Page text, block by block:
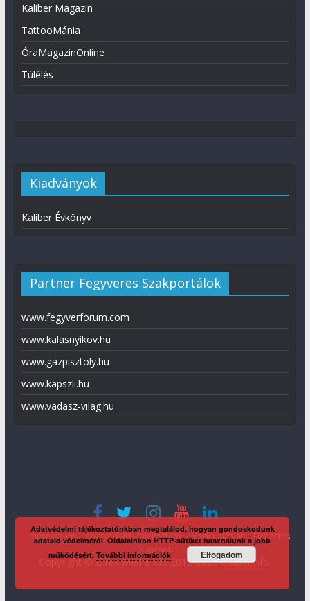
Kaliber Magazin
TattooMánia
ÓraMagazinOnline
Túlélés
Kiadványok
Kaliber Évkönyv
Partner Fegyveres Szakportálok
www.fegyverforum.com
www.kalasnyikov.hu
www.gazpisztoly.hu
www.kapszli.hu
www.vadasz-vilag.hu
Impresszum Adatvédelmi tájékoztató Média ajánlat
Előfizetés
Copyright © Direx Média Kft. 2012-2026KaliberInfo
Adatvédelmi tájékoztatónkban megtalálod, hogyan gondoskodunk
adataid védelméről. Oldalainkon HTTP-sütiket használunk a jobb
működésért.További információk Elfogadom